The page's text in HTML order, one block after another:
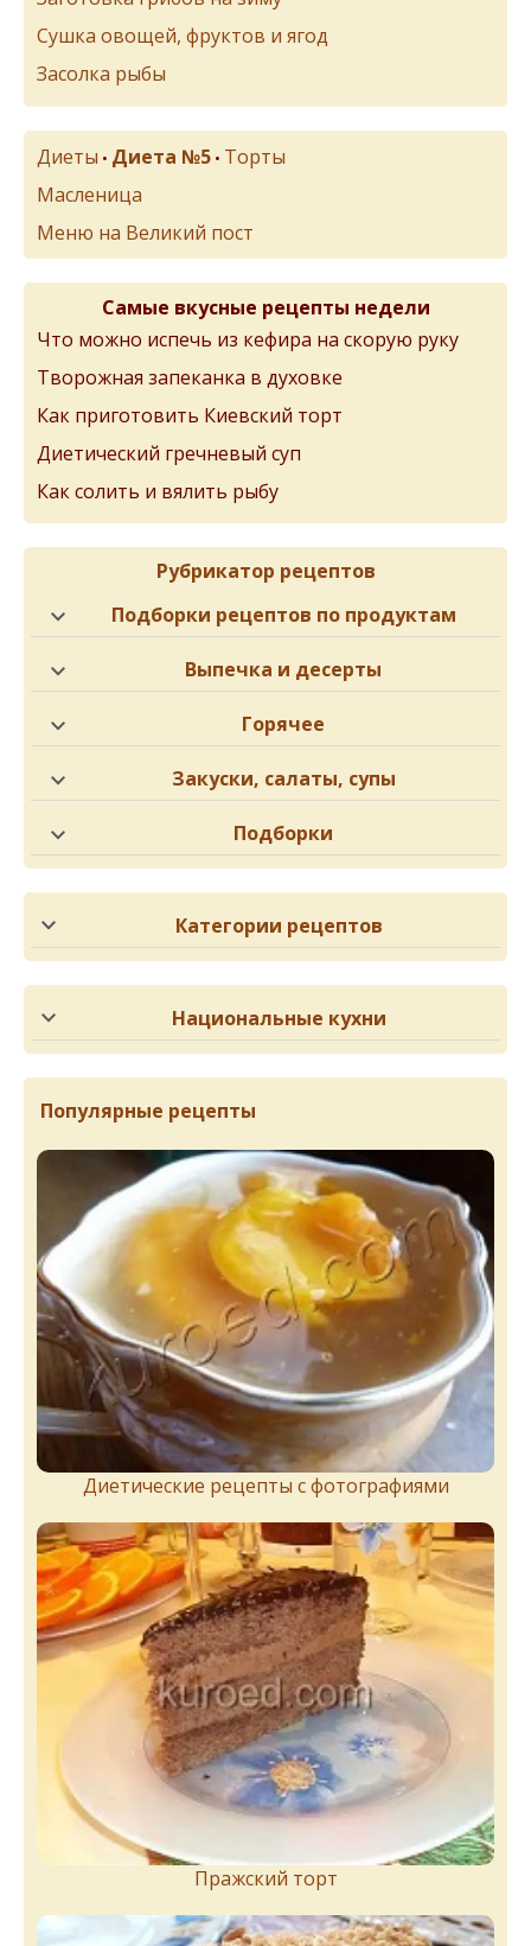
Сушка овощей, фруктов и ягод
Засолка рыбы
Диеты • Диета №5 • Торты
Масленица
Меню на Великий пост
Самые вкусные рецепты недели
Что можно испечь из кефира на скорую руку
Творожная запеканка в духовке
Как приготовить Киевский торт
Диетический гречневый суп
Как солить и вялить рыбу
Рубрикатор рецептов
Подборки рецептов по продуктам
Выпечка и десерты
Горячее
Закуски, салаты, супы
Подборки
Категории рецептов
Национальные кухни
Популярные рецепты
Диетические рецепты с фотографиями
Пражский торт